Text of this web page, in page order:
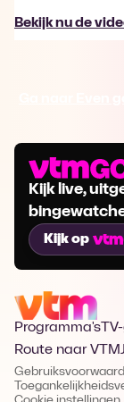
Bekijk nu de
Kijk live,
Kijk op
Programma's
Route naar VTM